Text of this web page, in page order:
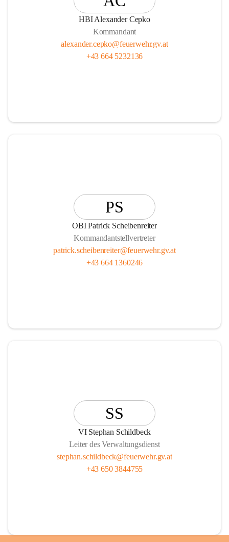
HBI Alexander Cepko
Kommandant
alexander.cepko@feuerwehr.gv.at
+43 664 5232136
PS
OBI Patrick Scheibenreiter
Kommandantstellvertreter
patrick.scheibenreiter@feuerwehr.gv.at
+43 664 1360246
SS
VI Stephan Schildbeck
Leiter des Verwaltungsdienst
stephan.schildbeck@feuerwehr.gv.at
+43 650 3844755